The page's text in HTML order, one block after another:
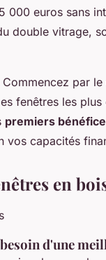
000 euros sans
double vitrage,
par le
fenêtres les plus
premiers
vos capacités
en
d'une